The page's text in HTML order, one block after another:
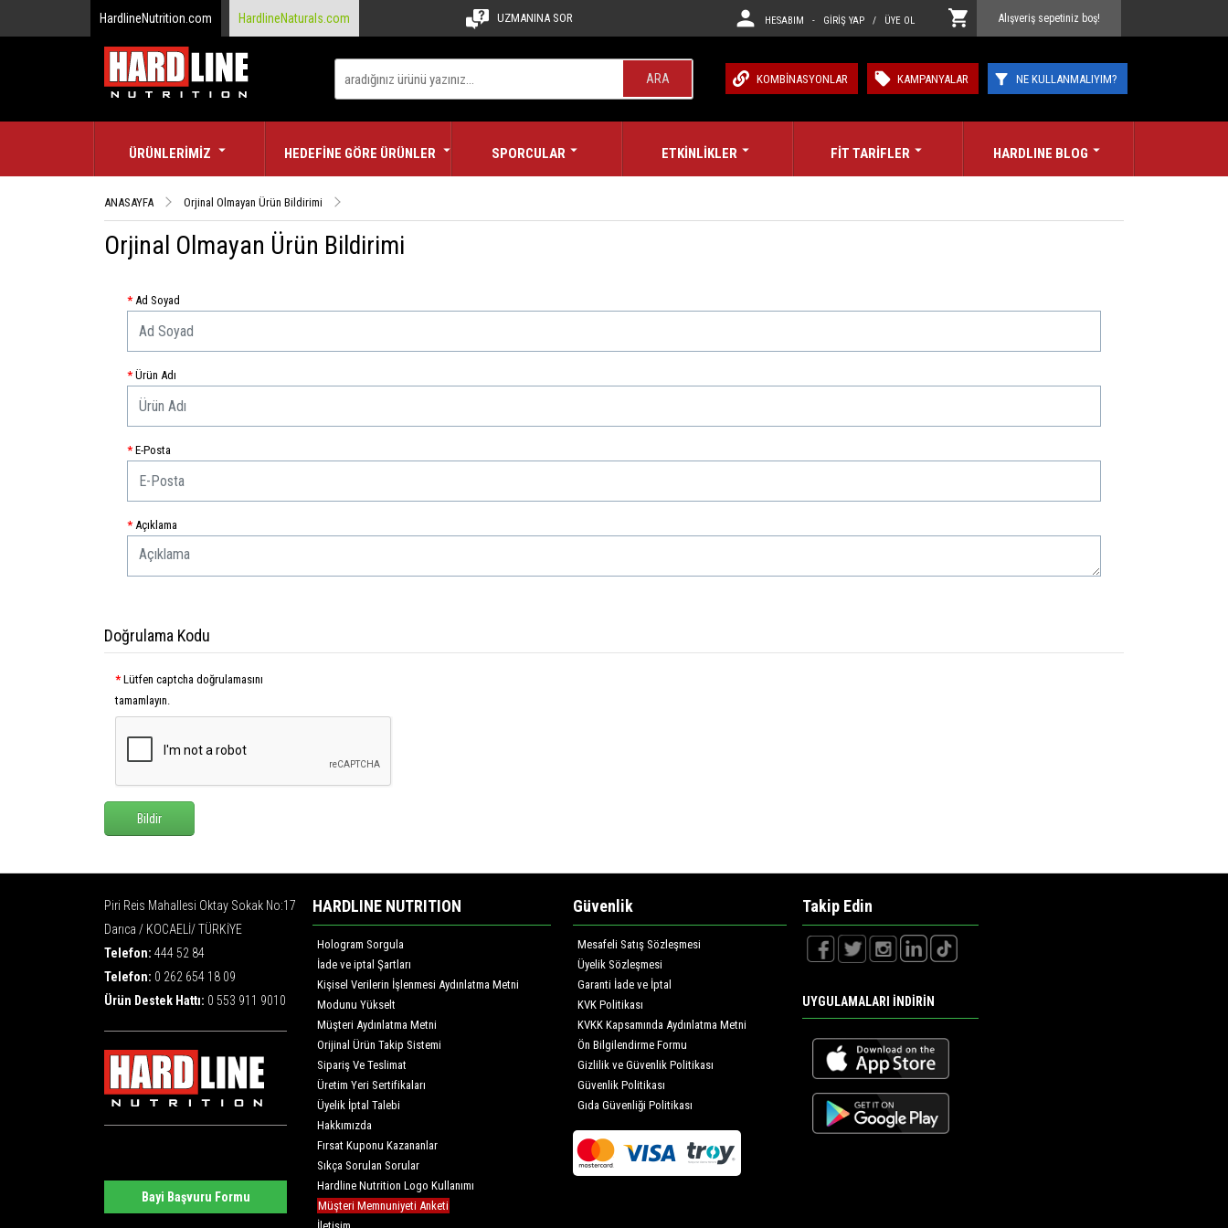
HardlineNutrition.com HardlineNaturals.com UZMANINA SOR Alışveriş sepetiniz boş!
HESABIM - GİRİŞ YAP / ÜYE OL
ARA NE KULLANMALIYIM?
KAMPANYALAR
KOMBİNASYONLAR
ÜRÜNLERİMİZ HEDEFİNE GÖRE ÜRÜNLER SPORCULAR ETKİNLİKLER FİT TARİFLER HARDLINE BLOG
ANASAYFA Orjinal Olmayan Ürün Bildirimi
Orjinal Olmayan Ürün Bildirimi
Ad Soyad
Ürün Adı
E-Posta
Açıklama
Doğrulama Kodu
Lütfen captcha doğrulamasını
tamamlayın.
Bildir
Piri Reis Mahallesi Oktay Sokak No:17
Darıca / KOCAELİ/ TÜRKİYE
Telefon: 444 52 84
Telefon: 0 262 654 18 09
Ürün Destek Hattı: 0 553 911 9010
Bayi Başvuru Formu
HARDLINE NUTRITION
Hologram Sorgula
İade ve iptal Şartları
Kişisel Verilerin İşlenmesi Aydınlatma Metni
Modunu Yükselt
Müşteri Aydınlatma Metni
Orijinal Ürün Takip Sistemi
Sipariş Ve Teslimat
Üretim Yeri Sertifikaları
Üyelik İptal Talebi
Hakkımızda
Fırsat Kuponu Kazananlar
Sıkça Sorulan Sorular
Hardline Nutrition Logo Kullanımı
Müşteri Memnuniyeti Anketi
Güvenlik
Mesafeli Satış Sözleşmesi
Üyelik Sözleşmesi
Garanti İade ve İptal
KVK Politikası
KVKK Kapsamında Aydınlatma Metni
Ön Bilgilendirme Formu
Gizlilik ve Güvenlik Politikası
Güvenlik Politikası
Gıda Güvenliği Politikası
Takip Edin
UYGULAMALARI İNDİRİN